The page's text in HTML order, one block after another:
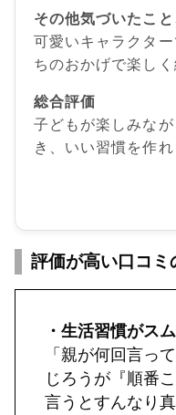
その他気づいたこ
可愛いキャラクタ
ちのおかげで楽し
総合評価
子どもが楽しみな
き、いい習慣を作れ
評価が高い口コミ
・生活習慣がス
「親が何回言っ
じろうが『順番
言うとすんなり